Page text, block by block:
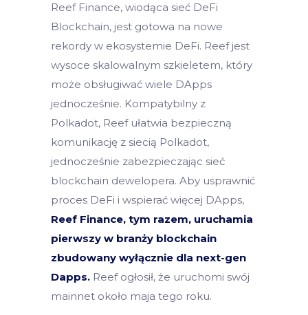
Reef Finance, wiodąca sieć DeFi
Blockchain, jest gotowa na nowe
rekordy w ekosystemie DeFi. Reef jest
wysoce skalowalnym szkieletem, który
może obsługiwać wiele DApps
jednocześnie. Kompatybilny z
Polkadot, Reef ułatwia bezpieczną
komunikację z siecią Polkadot,
jednocześnie zabezpieczając sieć
blockchain dewelopera. Aby usprawnić
proces DeFi i wspierać więcej DApps,
Reef Finance, tym razem, uruchamia
pierwszy w branży blockchain
zbudowany wyłącznie dla next-gen
Dapps. Reef ogłosił, że uruchomi swój
mainnet około maja tego roku.